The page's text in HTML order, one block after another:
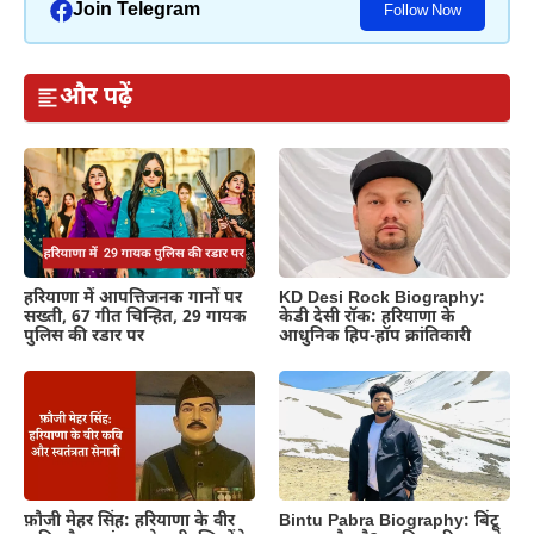
Join Telegram Follow Now
और पढ़ें
हरियाणा में आपत्तिजनक गानों पर
सख्ती, 67 गीत चिन्हित, 29 गायक
पुलिस की रडार पर
KD Desi Rock Biography:
केडी देसी रॉक: हरियाणा के
आधुनिक हिप-हॉप क्रांतिकारी
फ़ौजी मेहर सिंह: हरियाणा के वीर
Bintu Pabra Biography: बिंटू